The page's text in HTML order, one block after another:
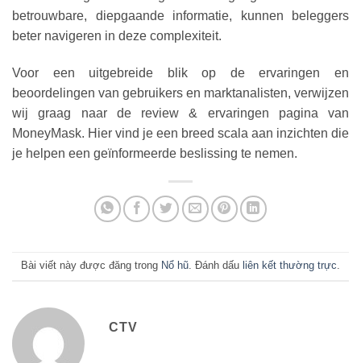
betrouwbare, diepgaande informatie, kunnen beleggers
beter navigeren in deze complexiteit.
Voor een uitgebreide blik op de ervaringen en
beoordelingen van gebruikers en marktanalisten, verwijzen
wij graag naar de review & ervaringen pagina van
MoneyMask. Hier vind je een breed scala aan inzichten die
je helpen een geïnformeerde beslissing te nemen.
Bài viết này được đăng trong Nổ hũ. Đánh dấu liên kết thường trực.
CTV